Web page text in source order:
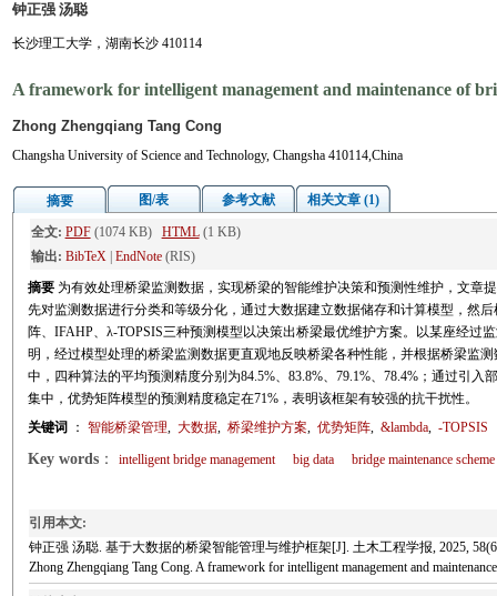
钟正强 汤聪
长沙理工大学，湖南长沙 410114
A framework for intelligent management and maintenance of
Zhong Zhengqiang Tang Cong
Changsha University of Science and Technology, Changsha 410114,China
摘要 图/表 参考文献 相关文章 (1)
全文: PDF(1074 KB) HTML(1 KB)
输出: BibTeX| EndNote(RIS)
摘要 为有效处理桥梁监测数据，实现桥梁的智能维护决策和预测性维护，文章
先对监测数据进行分类和等级分化，通过大数据建立数据储存和计算模型，然
阵、IFAHP、λ-TOPSIS三种预测模型以决策出桥梁最优维护方案。以某座经过
明，经过模型处理的桥梁监测数据更直观地反映桥梁各种性能，并根据桥梁监
中，四种算法的平均预测精度分别为84.5%、83.8%、79.1%、78.4%；通过引
集中，优势矩阵模型的预测精度稳定在71%，表明该框架有较强的抗干扰性。
关键词
： 智能桥梁管理, 大数据, 桥梁维护方案, 优势矩阵, &lambda, -TOPSIS
Key words： intelligent bridge management big data bridge maintenance scheme
引用本文:
钟正强 汤聪. 基于大数据的桥梁智能管理与维护框架[J]. 土木工程学报, 2025,
Zhong Zhengqiang Tang Cong. A framework for intelligent management and